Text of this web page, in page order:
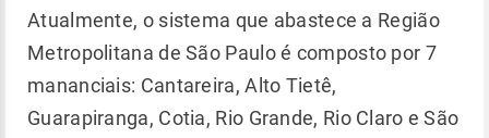
Atualmente, o sistema que abastece a Região
Metropolitana de São Paulo é composto por 7
mananciais: Cantareira, Alto Tietê,
Guarapiranga, Cotia, Rio Grande, Rio Claro e São